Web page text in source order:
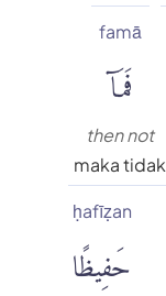
famā
فَمَآ
then not
maka tidak
ḥafīẓan
حَفِيظًا